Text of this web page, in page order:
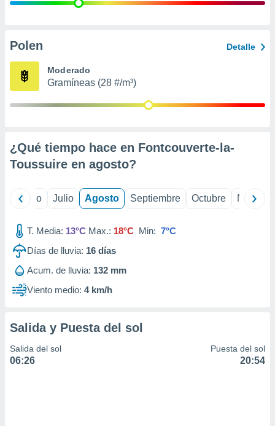
publicidad
de
Polen Detalle
Moderado
Gramíneas (28 #/m³)
¿Qué tiempo hace en Fontcouverte-la-
Toussuire en agosto?
Junio Julio Agosto Septiembre Octubre
T. Media: 13°C Max.: 18°C Min: 7°C
Días de lluvia: 16 días
Acum. de lluvia: 132 mm
Viento medio: 4 km/h
Salida y Puesta del sol
Salida del sol
06:26
Puesta del sol
20:54